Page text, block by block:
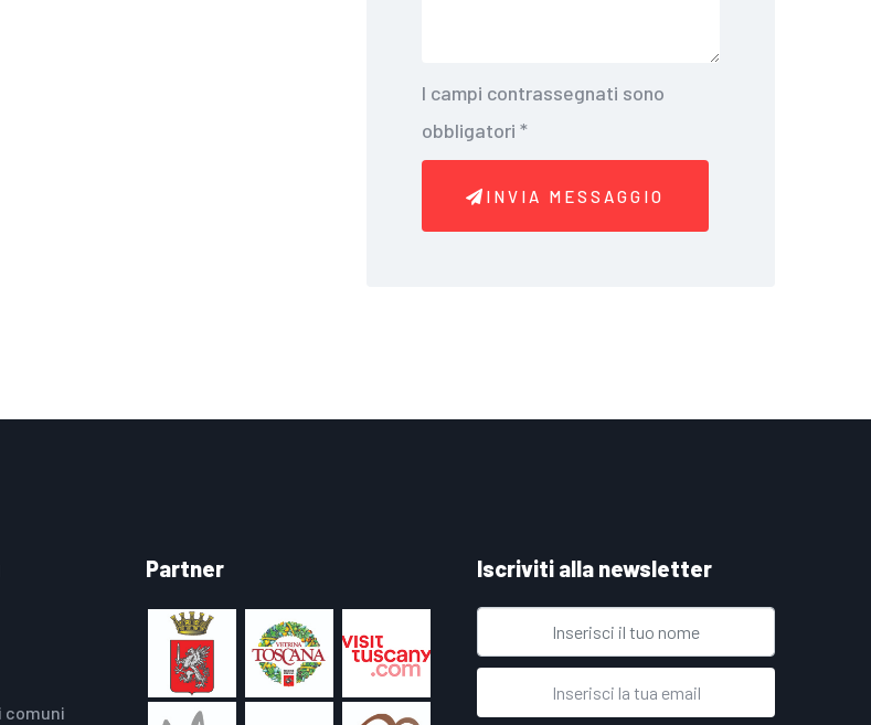
I campi contrassegnati sono
obbligatori *
INVIA MESSAGGIO
comuni
Partner Iscriviti alla newsletter